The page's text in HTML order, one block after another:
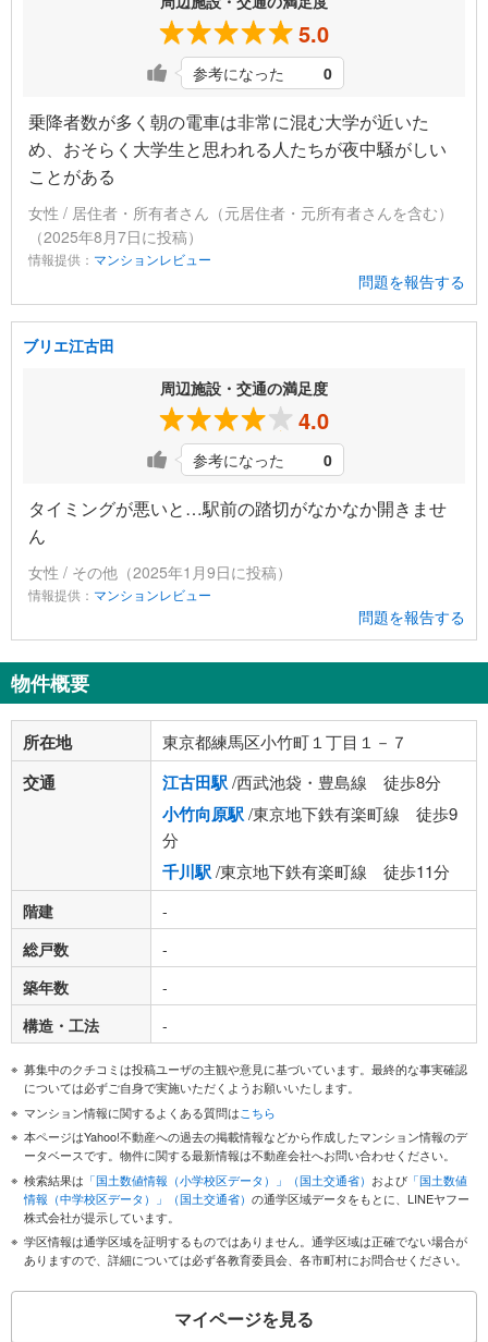
5.0
参考になった 0
乗降者数が多く朝の電車は非常に混む大学が近いた
め、おそらく大学生と思われる人たちが夜中騒がしい
ことがある
女性 / 居住者・所有者さん（元居住者・元所有者さんを含む）
（2025年8月7日に投稿）
情報提供： マンションレビュー
問題を報告する
ブリエ江古田
周辺施設・交通の満足度
4.0
参考になった 0
タイミングが悪いと…駅前の踏切がなかなか開きませ
ん
女性 / その他（2025年1月9日に投稿）
情報提供： マンションレビュー
問題を報告する
物件概要
所在地 東京都練馬区小竹町１丁目１－７
交通 江古田駅/西武池袋・豊島線 徒歩8分
小竹向原駅/東京地下鉄有楽町線 徒歩9
分
千川駅/東京地下鉄有楽町線 徒歩11分
階建
-
総戸数
-
築年数
-
構造・工法
-
募集中のクチコミは投稿ユーザの主観や意見に基づいています。最終的な事実確認
については必ずご自身で実施いただくようお願いいたします。
マンション情報に関するよくある質問はこちら
本ページはYahoo!不動産への過去の掲載情報などから作成したマンション情報のデ
ータベースです。物件に関する最新情報は不動産会社へお問い合わせください。
検索結果は 「国土数値情報（小学校区データ）」（国土交通省） および 「国土数値
情報（中学校区データ）」（国土交通省） の通学区域データをもとに、LINEヤフー
株式会社が提示しています。
学区情報は通学区域を証明するものではありません。通学区域は正確でない場合が
ありますので、詳細については必ず各教育委員会、各市町村にお問合せください。
マイページを見る